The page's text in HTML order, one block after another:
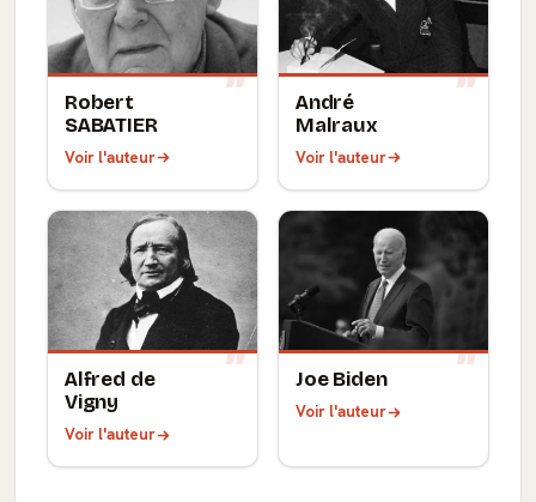
Robert
SABATIER
Voir l'auteur
André
Malraux
Voir l'auteur
Alfred de
Vigny
Voir l'auteur
Joe Biden
Voir l'auteur